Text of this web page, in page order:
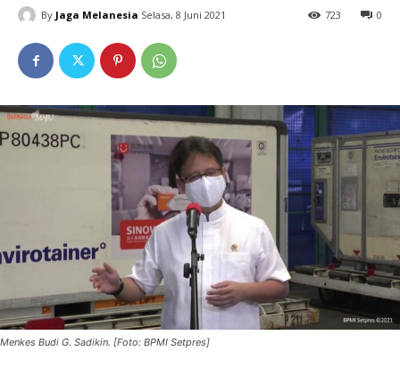
By Jaga Melanesia Selasa, 8 Juni 2021 0
723
Menkes Budi G. Sadikin. [Foto: BPMI Setpres]